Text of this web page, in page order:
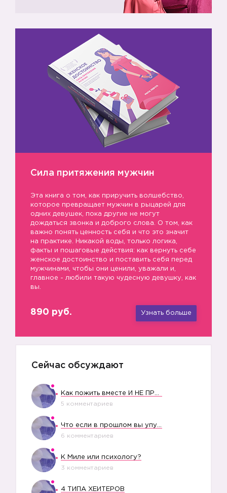
➖
Сила притяжения мужчин
Эта книга о том, как приручить волшебство,
которое превращает мужчин в рыцарей для
одних девушек, пока другие не могут
дождаться звонка и доброго слова. О том, как
важно понять ценность себя и что это значит
на практике. Никакой воды, только логика,
факты и пошаговые действия: как вернуть себе
женское достоинство и поставить себя перед
мужчинами, чтобы они ценили, уважали и,
главное - любили такую чудесную девушку, как
вы.
890 руб. Узнать больше
Сейчас обсуждают
5 комментариев
6 комментариев
К Миле или психологу?
3 комментариев
4 ТИПА ХЕЙТЕРОВ